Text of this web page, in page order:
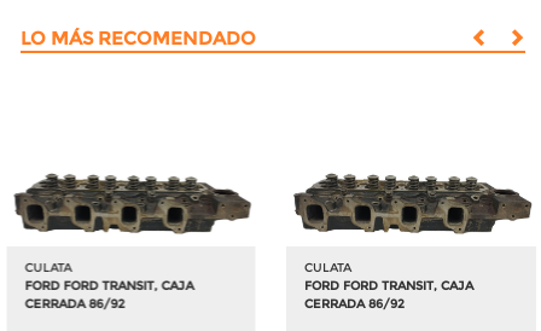
LO MÁS RECOMENDADO
CULATA
FORD FORD TRANSIT, CAJA
CERRADA 86/92
CULATA
FORD FORD TRANSIT, CAJA
CERRADA 86/92